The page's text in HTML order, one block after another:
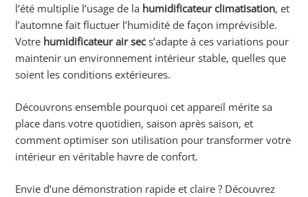
l’été multiplie l’usage de la humidificateur climatisation, et
l’automne fait fluctuer l’humidité de façon imprévisible.
Votre humidificateur air secs’adapte à ces variations pour
maintenir un environnement intérieur stable, quelles que
soient les conditions extérieures.
Découvrons ensemble pourquoi cet appareil mérite sa
place dans votre quotidien, saison après saison, et
comment optimiser son utilisation pour transformer votre
intérieur en véritable havre de confort.
Envie d’une démonstration rapide et claire ? Découvrez